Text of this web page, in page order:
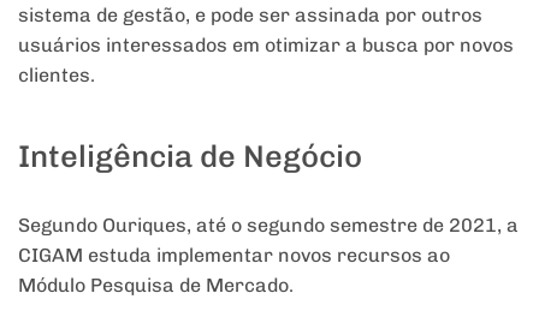
sistema de gestão, e pode ser assinada por outros
usuários interessados em otimizar a busca por novos
clientes.
Inteligência de Negócio
Segundo Ouriques, até o segundo semestre de 2021, a
CIGAM estuda implementar novos recursos ao
Módulo Pesquisa de Mercado.